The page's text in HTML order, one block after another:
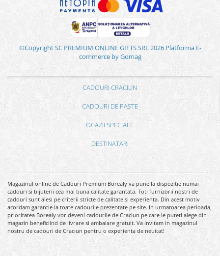
©Copyright SC PREMIUM ONLINE GIFTS SRL 2026 Platforma E-
commerce by Gomag
CADOURI CRACIUN
CADOURI DE PASTE
OCAZII SPECIALE
DESTINATARI
Magazinul online de Cadouri Premium Borealy va pune la dispozitie numai
cadouri si bijuterii cea mai buna calitate garantata. Toti furnizorii nostri de
cadouri sunt alesi pe criterii stricte de calitate si experienta. Din acest motiv
acordam garantie la toate cadourile prezentate pe site. In urmatoarea perioada,
prioritatea Borealy vor deveni cadourile de Craciun pe care le puteti alege din
magazin beneficiind de livrare si ambalare gratuit. Va invitam in magazinul
nostru de cadouri de Craciun pentru o experienta de neuitat!